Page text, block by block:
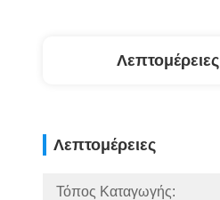
Λεπτομέρειες
Λεπτομέρειες
Τόπος Καταγωγής: